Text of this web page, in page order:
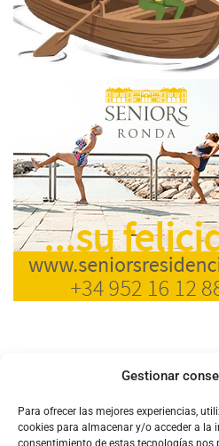
Gestionar
Para ofrecer las mejores experiencias,
cookies para almacenar y/o acceder a la
consentimiento de estas tecnologías nos